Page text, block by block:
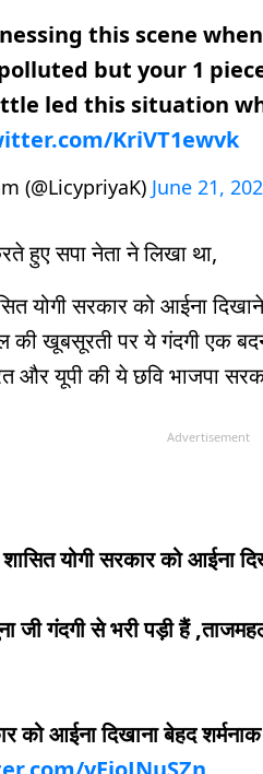
this scene
but your 1
led this situation
KriVT1ewvk
(@LicypriyaK) June 21,
हुए सपा नेता ने लिखा था,
योगी सरकार को आईना
की खूबसूरती पर ये गंदगी एक
और यूपी की ये छवि भाजपा
Advertisement
शासित योगी सरकार को आईना
जी गंदगी से भरी पड़ी हैं
को आईना दिखाना बेहद